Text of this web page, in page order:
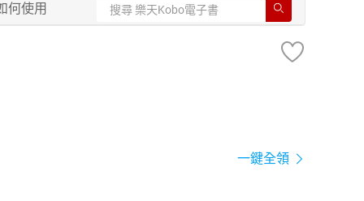
何使用
一鍵全領